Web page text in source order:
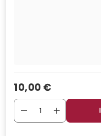
Verkaufspreis
10,00 €